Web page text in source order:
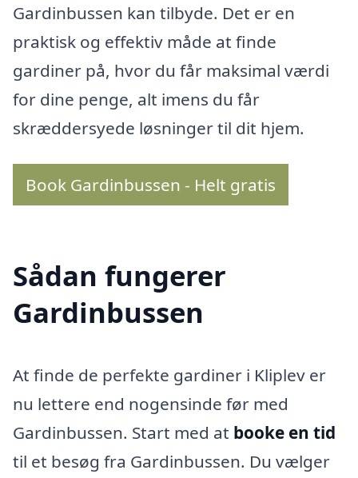
Gardinbussen kan tilbyde. Det er en
praktisk og effektiv måde at finde
gardiner på, hvor du får maksimal værdi
for dine penge, alt imens du får
skræddersyede løsninger til dit hjem.
Book Gardinbussen - Helt gratis
Sådan fungerer
Gardinbussen
At finde de perfekte gardiner i Kliplev er
nu lettere end nogensinde før med
Gardinbussen. Start med at booke en tid
til et besøg fra Gardinbussen. Du vælger